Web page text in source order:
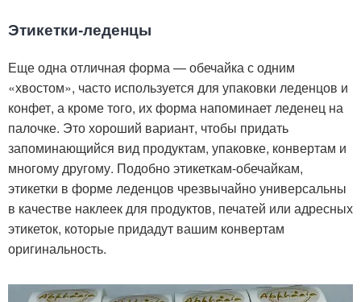
Этикетки-леденцы
Еще одна отличная форма — обечайка с одним
«хвостом», часто используется для упаковки леденцов и
конфет, а кроме того, их форма напоминает леденец на
палочке. Это хороший вариант, чтобы придать
запоминающийся вид продуктам, упаковке, конвертам и
многому другому. Подобно этикеткам-обечайкам,
этикетки в форме леденцов чрезвычайно универсальны
в качестве наклеек для продуктов, печатей или адресных
этикеток, которые придадут вашим конвертам
оригинальность.